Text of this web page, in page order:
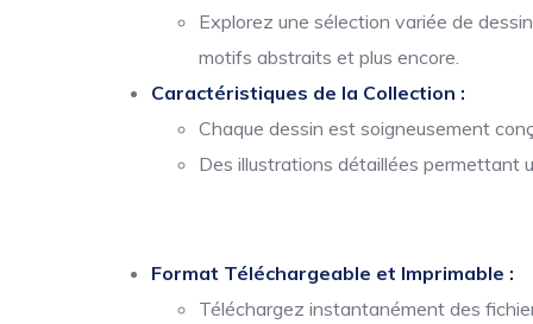
Explorez une sélection variée de
motifs abstraits et plus encore.
Caractéristiques de la Collection :
Chaque dessin est soigneusement
Des illustrations détaillées permettant
Format Téléchargeable et Imprimable :
Téléchargez instantanément des